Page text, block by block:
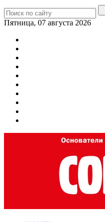
Пятница, 07 августа 2026